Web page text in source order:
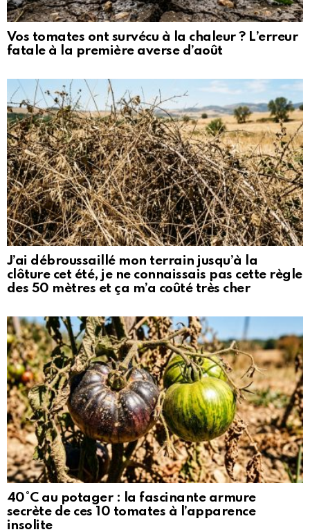
Vos tomates ont survécu à la chaleur ? L’erreur
fatale à la première averse d’août
J’ai débroussaillé mon terrain jusqu’à la
clôture cet été, je ne connaissais pas cette règle
des 50 mètres et ça m’a coûté très cher
40°C au potager : la fascinante armure
secrète de ces 10 tomates à l’apparence
insolite